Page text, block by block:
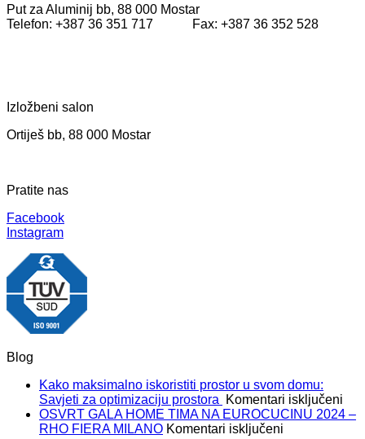
Put za Aluminij bb, 88 000 Mostar
Telefon: +387 36 351 717 Fax: +387 36 352 528
Izložbeni salon
Ortiješ bb, 88 000 Mostar
Pratite nas
Facebook
Instagram
Blog
Kako maksimalno iskoristiti prostor u svom domu:
Savjeti za optimizaciju prostora
Komentari isključeni
OSVRT GALA HOME TIMA NA EUROCUCINU 2024 –
RHO FIERA MILANO Komentari isključeni